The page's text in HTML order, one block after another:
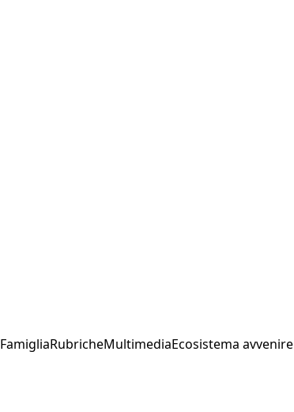
FamigliaRubricheMultimediaEcosistema avvenire